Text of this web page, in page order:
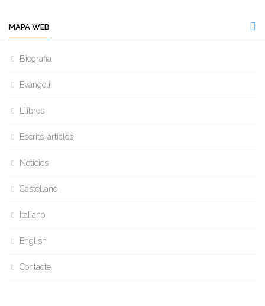
MAPA WEB
Biografia
Evangeli
Llibres
Escrits-articles
Notícies
Castellano
Italiano
English
Contacte